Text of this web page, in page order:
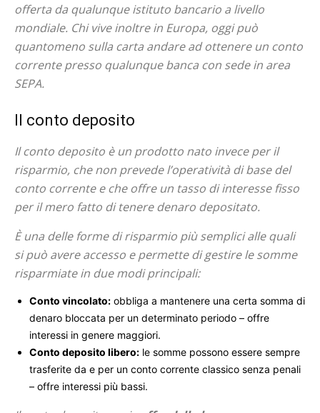
offerta da qualunque istituto bancario a livello
mondiale. Chi vive inoltre in Europa, oggi può
quantomeno sulla carta andare ad ottenere un conto
corrente presso qualunque banca con sede in area
SEPA.
Il conto deposito
Il conto deposito è un prodotto nato invece per il
risparmio, che non prevede l’operatività di base del
conto corrente e che offre un tasso di interesse fisso
per il mero fatto di tenere denaro depositato.
È una delle forme di risparmio più semplici alle quali
si può avere accesso e permette di gestire le somme
risparmiate in due modi principali:
Conto vincolato: obbliga a mantenere una certa somma di
denaro bloccata per un determinato periodo – offre
interessi in genere maggiori.
Conto deposito libero: le somme possono essere sempre
trasferite da e per un conto corrente classico senza penali
– offre interessi più bassi.